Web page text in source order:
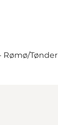
Rømø/Tønder